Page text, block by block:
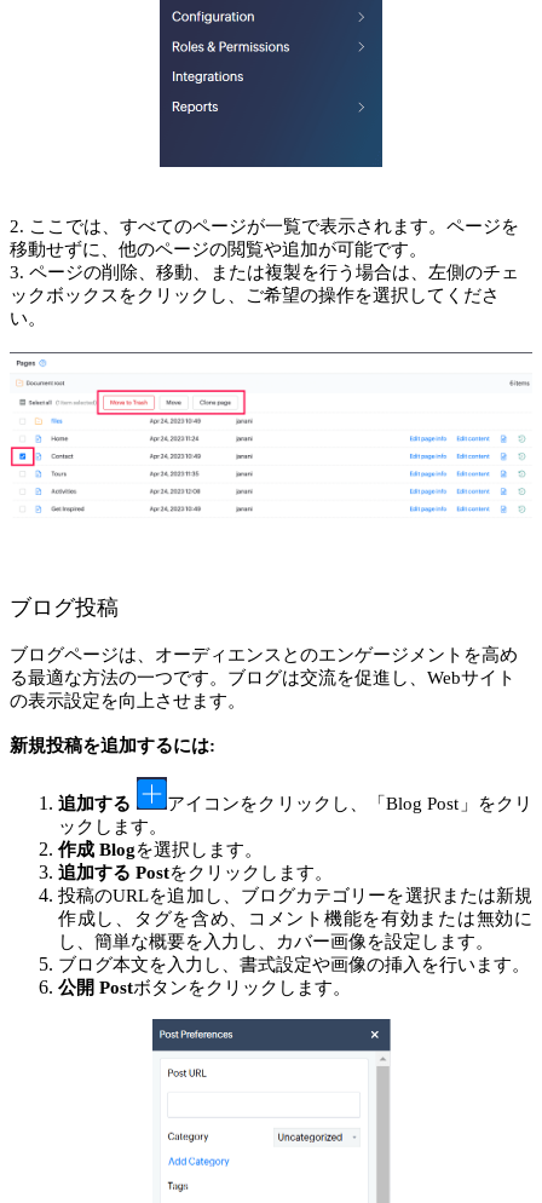
2. ここでは、すべてのページが一覧で表示されます。ページを
移動せずに、他のページの閲覧や追加が可能です。
3. ページの削除、移動、または複製を行う場合は、左側のチェ
ックボックスをクリックし、ご希望の操作を選択してくださ
い。
ブログ投稿
ブログページは、オーディエンスとのエンゲージメントを高め
る最適な方法の一つです。ブログは交流を促進し、Webサイト
の表示設定を向上させます。
新規投稿を追加するには:
追加する
アイコンをクリックし、「Blog Post」をクリ
ックします。
作成 Blogを選択します。
追加する Postをクリックします。
投稿のURLを追加し、ブログカテゴリーを選択または新規
作成し、タグを含め、コメント機能を有効または無効に
し、簡単な概要を入力し、カバー画像を設定します。
ブログ本文を入力し、書式設定や画像の挿入を行います。
公開 Postボタンをクリックします。